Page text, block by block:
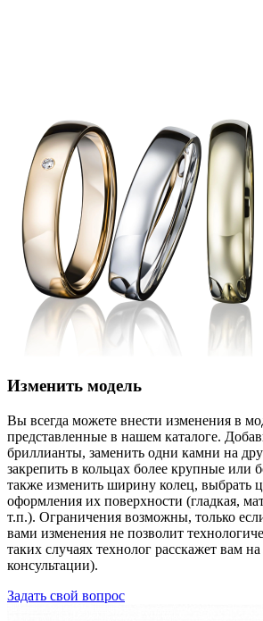
Изменить модель
Вы всегда можете внести изменения в
представленные в нашем каталоге.
бриллианты, заменить одни камни на
закрепить в кольцах более крупные или
также изменить ширину колец, выбрать
оформления их поверхности (гладкая,
т.п.). Ограничения возможны, только
вами изменения не позволит
таких случаях технолог расскажет вам
консультации).
Задать свой вопрос